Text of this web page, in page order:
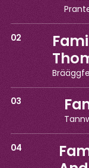
02
03
04